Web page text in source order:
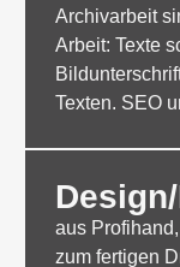
Archivarbeit
Arbeit: Texte
Texten. SEO
aus
zum fertigen